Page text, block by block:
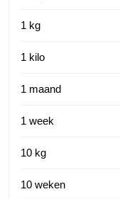
1 kg
1 kilo
1 maand
1 week
10 kg
10 weken